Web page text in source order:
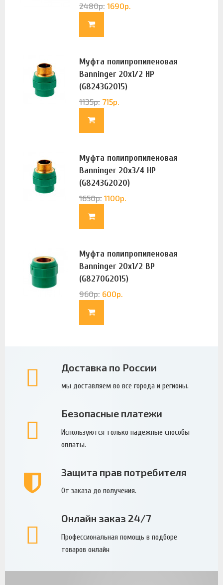
2480р. 1690р.
Муфта полипропиленовая
Banninger 20х1/2 НР
(G8243G2015)
1135р. 715р.
Муфта полипропиленовая
Banninger 20х3/4 НР
(G8243G2020)
1650р. 1100р.
Муфта полипропиленовая
Banninger 20х1/2 ВР
(G8270G2015)
960р. 600р.
Доставка по России
мы доставляем во все города и регионы.
Безопасные платежи
Используются только надежные способы
оплаты.
Защита прав потребителя
От заказа до получения.
Онлайн заказ 24/7
Профессиональная помощь в подборе
товаров онлайн